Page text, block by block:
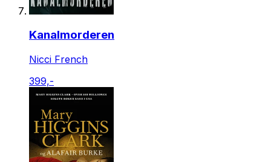
Kanalmorderen
Nicci French
399,-